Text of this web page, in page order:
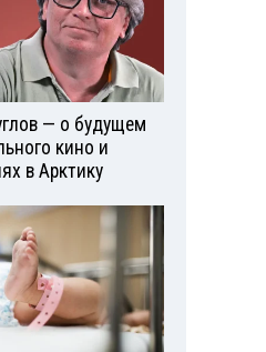
— о будущем
кино и
в Арктику